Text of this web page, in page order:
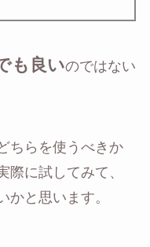
も良いのではない
ちらを使うべきか
際に試してみて、
かと思います。